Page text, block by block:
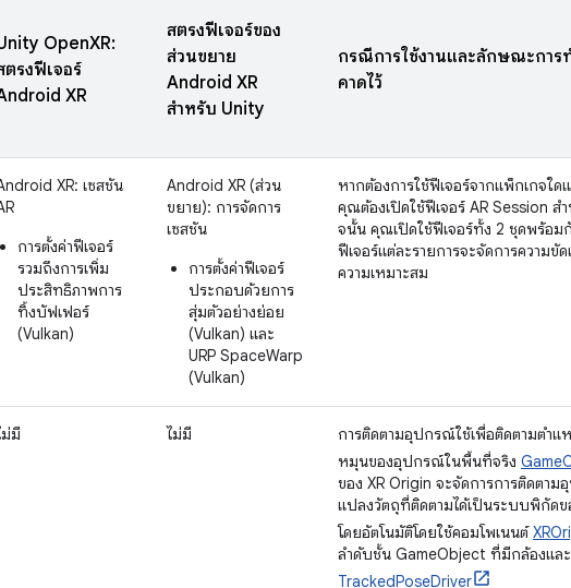
OpenXR:
ตริงฟีเจอร์
XR
สตริงฟีเจอร์ของ
ส่วนขยาย
Android XR
สำหรับ Unity
กรณีการใช้งานและลักษณะการ
คาดไว้
XR: เซสชัน
การตั้งค่าฟีเจอร์
รวมถึงการเพิ่ม
ประสิทธิภาพการ
ทิ้งบัฟเฟอร์
(Vulkan)
Android XR (ส่วน
ขยาย): การจัดการ
เซสชัน
การตั้งค่าฟีเจอร์
ประกอบด้วยการ
สุ่มตัวอย่างย่อย
(Vulkan) และ
URP SpaceWarp
(Vulkan)
หากต้องการใช้ฟีเจอร์จากแพ็กเกจใด
คุณต้องเปิดใช้ฟีเจอร์ AR Session ส
จนั้น คุณเปิดใช้ฟีเจอร์ทั้ง 2 ชุดพร้อม
ฟีเจอร์แต่ละรายการจะจัดการความขั
ความเหมาะสม
ม่มี ไม่มี
การติดตามอุปกรณ์ใช้เพื่อติดตามตำแ
หมุนของอุปกรณ์ในพื้นที่จริง
ของ XR Origin จะจัดการการติดตา
แปลงวัตถุที่ติดตามได้เป็นระบบพิกัดข
โดยอัตโนมัติโดยใช้คอมโพเนนต์
ลำดับชั้น GameObject ที่มีกล้องและ
TrackedPoseDriver